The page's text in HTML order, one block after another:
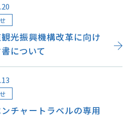
フォトライブラリー
光振興機構改革に向け
について
チャートラベルの専用